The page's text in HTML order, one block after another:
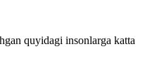
quyidagi insonlarga katta